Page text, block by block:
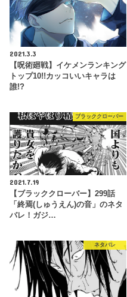
2021.3.3
【呪術廻戦】イケメンランキング
トップ10!!カッコいいキャラは
誰!?
ブラッククローバー
2021.7.19
【ブラッククローバー】299話
「終焉(しゅうえん)の音」のネタ
バレ！ガジ…
ネタバレ